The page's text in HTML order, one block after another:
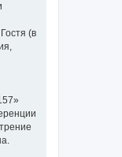
(в